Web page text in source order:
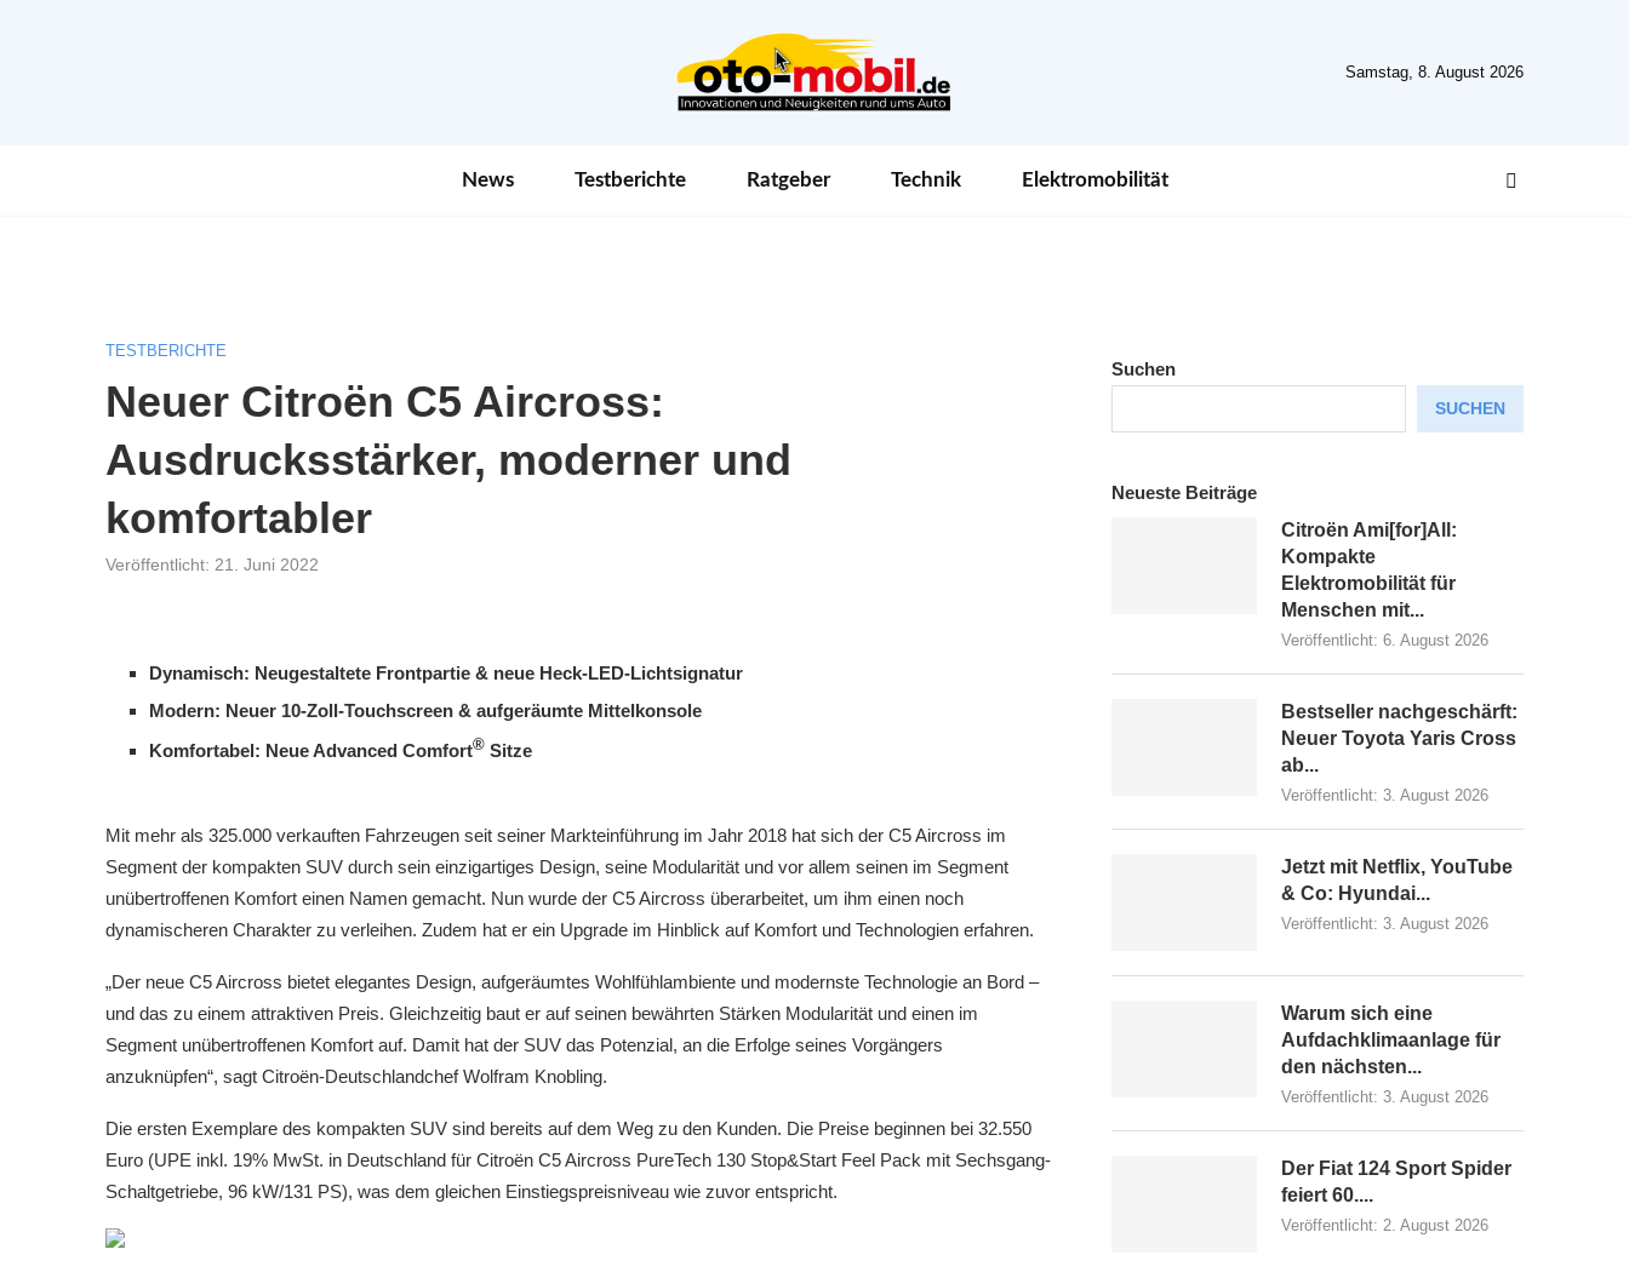
Samstag, 8. August 2026
News Testberichte Ratgeber Technik Elektromobilität
TESTBERICHTE
Neuer Citroën C5 Aircross:
Ausdrucksstärker, moderner und
komfortabler
Veröffentlicht: 21. Juni 2022
Dynamisch: Neugestaltete Frontpartie & neue Heck-LED-Lichtsignatur
Modern: Neuer 10-Zoll-Touchscreen & aufgeräumte Mittelkonsole
Komfortabel: Neue Advanced Comfort® Sitze
Mit mehr als 325.000 verkauften Fahrzeugen seit seiner Markteinführung im Jahr 2018 hat sich der C5 Aircross im
Segment der kompakten SUV durch sein einzigartiges Design, seine Modularität und vor allem seinen im Segment
unübertroffenen Komfort einen Namen gemacht. Nun wurde der C5 Aircross überarbeitet, um ihm einen noch
dynamischeren Charakter zu verleihen. Zudem hat er ein Upgrade im Hinblick auf Komfort und Technologien erfahren.
„Der neue C5 Aircross bietet elegantes Design, aufgeräumtes Wohlfühlambiente und modernste Technologie an Bord –
und das zu einem attraktiven Preis. Gleichzeitig baut er auf seinen bewährten Stärken Modularität und einen im
Segment unübertroffenen Komfort auf. Damit hat der SUV das Potenzial, an die Erfolge seines Vorgängers
anzuknüpfen“, sagt Citroën-Deutschlandchef Wolfram Knobling.
Die ersten Exemplare des kompakten SUV sind bereits auf dem Weg zu den Kunden. Die Preise beginnen bei 32.550
Euro (UPE inkl. 19% MwSt. in Deutschland für Citroën C5 Aircross PureTech 130 Stop&Start Feel Pack mit Sechsgang-
Schaltgetriebe, 96 kW/131 PS), was dem gleichen Einstiegspreisniveau wie zuvor entspricht.
Suchen
SUCHEN
Neueste Beiträge
Citroën Ami[for]All:
Kompakte
Elektromobilität für
Menschen mit...
Veröffentlicht: 6. August 2026
Bestseller nachgeschärft:
Neuer Toyota Yaris Cross
ab...
Veröffentlicht: 3. August 2026
Jetzt mit Netflix, YouTube
& Co: Hyundai...
Veröffentlicht: 3. August 2026
Warum sich eine
Aufdachklimaanlage für
den nächsten...
Veröffentlicht: 3. August 2026
Der Fiat 124 Sport Spider
feiert 60....
Veröffentlicht: 2. August 2026